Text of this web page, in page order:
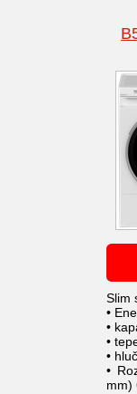
Slim
•
•
•
•
•
mm)